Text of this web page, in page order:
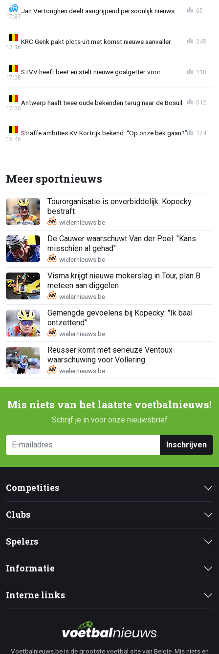
Jan Vertonghen deelt aangrijpend persoonlijk nieuws
17:37
65
KRC Genk pakt plots uit met komst nieuwe aanvaller
17:16
245
STVV heeft beet en stelt nieuwe goalgetter voor
17:08
118
Antwerp haalt twee oude bekenden terug naar de Bosuil
17:00
512
Straffe ambities KV Kortrijk bekend: “Op onze bek gaan?”
16:46
174
Meer sportnieuws
Tourorganisatie is onverbiddelijk: Kopecky
bestraft
De Cauwer waarschuwt Van der Poel: "Kans
misschien al gehad"
Visma krijgt nieuwe mokerslag in Tour, plan B
meteen aan diggelen
Gemengde gevoelens bij Kopecky: "Ik baal
ontzettend"
Reusser komt met serieuze Ventoux-
waarschuwing voor Vollering
Mis niets van het laatste voetbalnieuws!
Schrijf je in voor onze nieuwsbrief
Inschrijven
Competities
Clubs
Spelers
Informatie
Interne links
Voetbalnieuws.be is de grootste voetbal site van Belgie. Mis niets en